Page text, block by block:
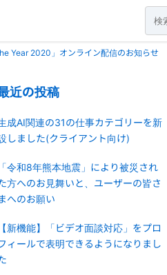
Year 2020」オンライン配信のお知らせ
近の投稿
成AI関連の31の仕事カテゴリーを新
しました(クライアント向け)
令和8年熊本地震」により被災され
方へのお見舞いと、ユーザーの皆さ
へのお願い
新機能】「ビデオ面談対応」をプロ
ィールで表明できるようになりまし